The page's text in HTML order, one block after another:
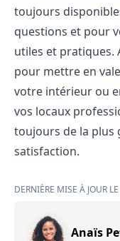
toujours
questions et pour
utiles et pratiques.
pour mettre en
votre intérieur ou
vos locaux
toujours de la plus
satisfaction.
DERNIÈRE MISE À JOUR
Anaïs